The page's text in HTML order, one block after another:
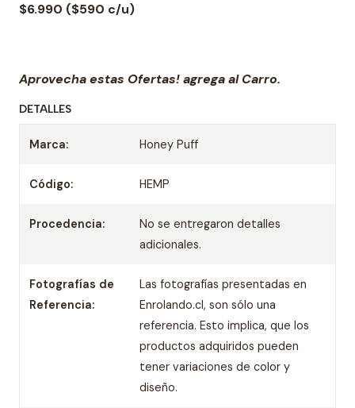
$6.990 ($590 c/u)
Aprovecha estas Ofertas! agrega al Carro.
DETALLES
Marca: Honey Puff
Código: HEMP
Procedencia:
No se entregaron detalles
adicionales.
Fotografías de
Referencia:
Las fotografías presentadas en
Enrolando.cl, son sólo una
referencia. Esto implica, que los
productos adquiridos pueden
tener variaciones de color y
diseño.